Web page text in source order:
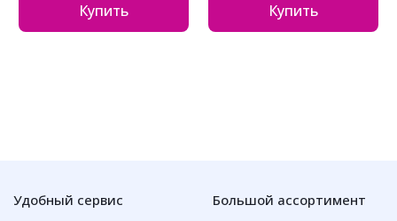
Купить Купить
Удобный сервис Большой ассортимент